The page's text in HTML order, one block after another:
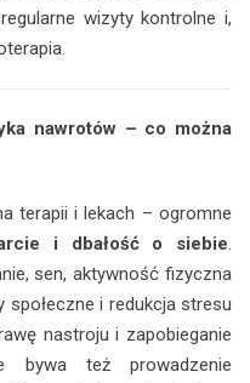
wizyty kontrolne i,
nawrotów – co można
terapii i lekach – ogromne
i dbałość o siebie.
sen, aktywność fizyczna
społeczne i redukcja stresu
nastroju i zapobieganie
bywa też prowadzenie